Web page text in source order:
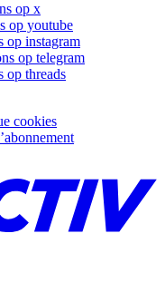
op x
op youtube
op instagram
op telegram
op threads
cookies